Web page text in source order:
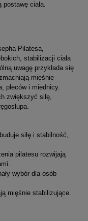
postawę ciała.
Pilatesa,
stabilizacji ciała
uwagę przykłada się
mięśnie
pleców i miednicy.
zwiększyć siłę,
siłę i stabilność,
pilatesu rozwijają
wybór dla osób
mięśnie stabilizujące.